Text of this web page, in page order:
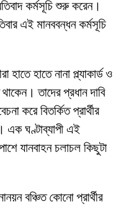
কর্মসূচি শুরু করেন।
এই মানববন্ধন কর্মসূচি
হাতে হাতে নানা প্ল্যাকার্ড ও
তাদের প্রধান দাবি
করে বিতর্কিত প্রার্থীর
এক ঘণ্টাব্যাপী এই
যানবাহন চলাচল কিছুটা
বঞ্চিত কোনো প্রার্থীর